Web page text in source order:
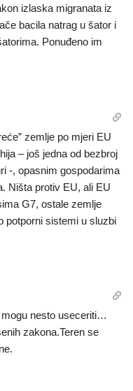
izlaska migranata iz
bacila natrag u šator i
Ponuđeno im
zemlje po mjeri EU
– još jedna od bezbroj
-, opasnim gospodarima
Ništa protiv EU, ali EU
G7, ostale zemlje
potporni sistemi u sluzbi
nesto useceriti…
zakona.Teren se